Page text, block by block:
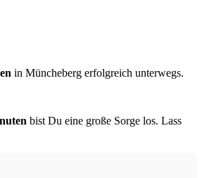
in Müncheberg erfolgreich unterwegs.
bist Du eine große Sorge los. Lass